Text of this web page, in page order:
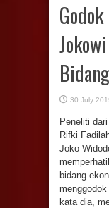
30 July
Peneliti
Rifki
Joko
bidang
kata dia,